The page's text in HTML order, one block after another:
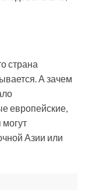
страна
А зачем
европейские,
Азии или